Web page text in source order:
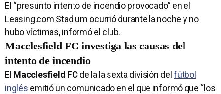
El “presunto intento de incendio provocado” en el
Leasing.com Stadium ocurrió durante la noche y no
hubo víctimas, informó el club.
Macclesfield FC investiga las causas del
intento de incendio
El Macclesfield FCde la la sexta división delfútbol
inglés emitió un comunicado en el que informó que “los